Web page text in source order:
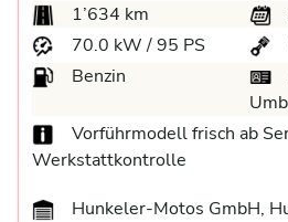
1’634 km
70.0 kW / 95 PS
Benzin
Vorführmodell frisch ab
Werkstattkontrolle
Hunkeler-Motos GmbH,